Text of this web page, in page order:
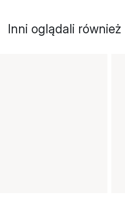
Inni oglądali również